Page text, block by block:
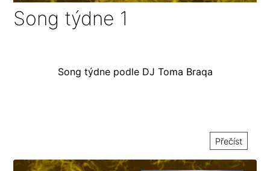
Song týdne 1
Song týdne podle DJ Toma Braqa
Přečíst